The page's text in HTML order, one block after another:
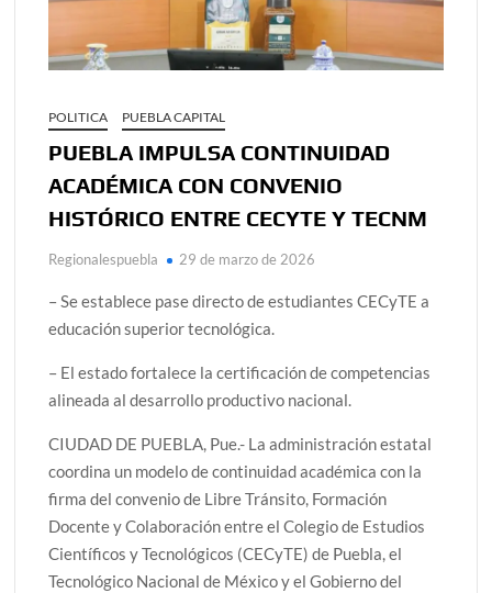
POLITICA PUEBLA CAPITAL
PUEBLA IMPULSA CONTINUIDAD
ACADÉMICA CON CONVENIO
HISTÓRICO ENTRE CECYTE Y TECNM
Regionalespuebla 29 de marzo de 2026
– Se establece pase directo de estudiantes CECyTE a
educación superior tecnológica.
– El estado fortalece la certificación de competencias
alineada al desarrollo productivo nacional.
CIUDAD DE PUEBLA, Pue.- La administración estatal
coordina un modelo de continuidad académica con la
firma del convenio de Libre Tránsito, Formación
Docente y Colaboración entre el Colegio de Estudios
Científicos y Tecnológicos (CECyTE) de Puebla, el
Tecnológico Nacional de México y el Gobierno del